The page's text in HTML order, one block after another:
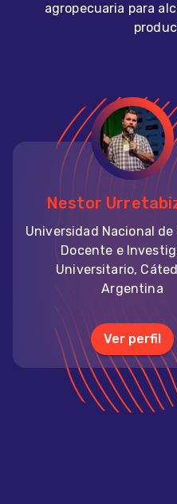
agropecuaria para
Nestor
Docente e
Universitario,
Zoología- Cátedra
Argentina
Ver perfil